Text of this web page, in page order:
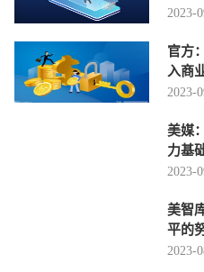
2023-
官方
入商
2023-
美媒
力基
2023-
美智
平的
2023-